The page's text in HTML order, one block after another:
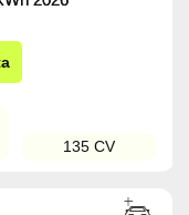
135 CV